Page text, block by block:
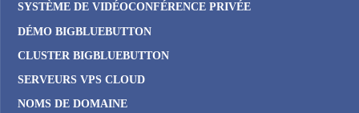
SYSTÈME DE VIDÉOCONFÉRENCE PRIVÉE
DÉMO BIGBLUEBUTTON
CLUSTER BIGBLUEBUTTON
SERVEURS VPS CLOUD
NOMS DE DOMAINE